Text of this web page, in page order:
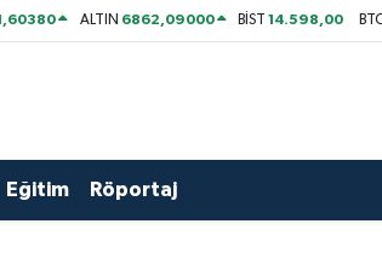
ALTIN 6862,09000 BİST14.598,00
Eğitim Röportaj